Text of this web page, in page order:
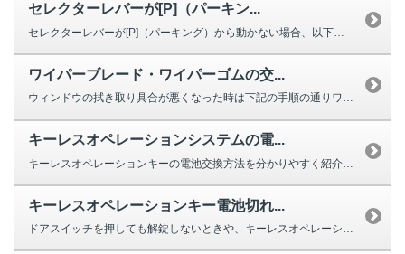
セレクターレバーが[P]（パーキン...
セレクターレバーが[P]（パーキング）から動かない場合、以下を確認してくだ...
ワイパーブレード・ワイパーゴムの交...
ウィンドウの拭き取り具合が悪くなった時は下記の手順の通りワイパーの交換をし...
キーレスオペレーションシステムの電...
キーレスオペレーションキーの電池交換方法を分かりやすく紹介する動画をご用意...
キーレスオペレーションキー電池切れ...
ドアスイッチを押しても解錠しないときや、キーレスオペレーションキーのボタン...